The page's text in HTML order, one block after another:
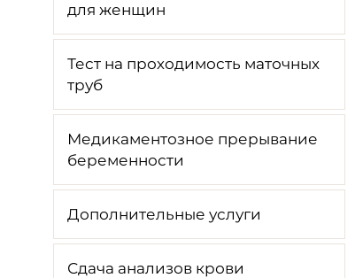
для женщин
Тест на проходимость маточных
труб
Медикаментозное прерывание
беременности
Дополнительные услуги
Сдача анализов крови